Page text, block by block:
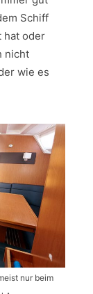
Schiff
hat oder
nicht
wie es
nur beim